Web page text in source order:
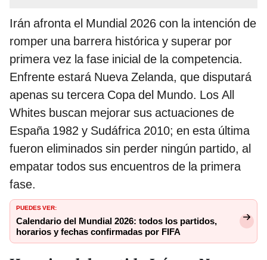
Irán afronta el Mundial 2026 con la intención de
romper una barrera histórica y superar por
primera vez la fase inicial de la competencia.
Enfrente estará Nueva Zelanda, que disputará
apenas su tercera Copa del Mundo. Los All
Whites buscan mejorar sus actuaciones de
España 1982 y Sudáfrica 2010; en esta última
fueron eliminados sin perder ningún partido, al
empatar todos sus encuentros de la primera
fase.
PUEDES VER:
Calendario del Mundial 2026: todos los partidos,
horarios y fechas confirmadas por FIFA